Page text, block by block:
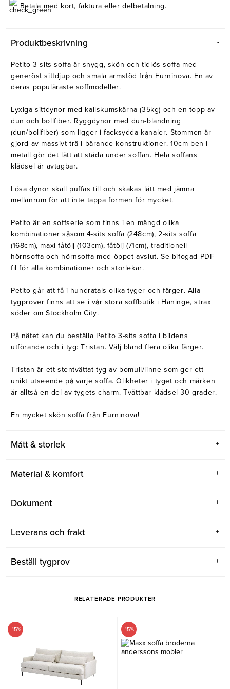
Belysning
Mattor
Betala med kort, faktura eller delbetalning.
Produktbeskrivning
Petito 3-sits soffa är snygg, skön och tidlös soffa med
generöst sittdjup och smala armstöd från Furninova. En av
deras populäraste soffmodeller.
Lyxiga sittdynor med kallskumskärna (35kg) och en topp av
dun och bollfiber. Ryggdynor med dun-blandning
(dun/bollfiber) som ligger i facksydda kanaler. Stommen är
gjord av massivt trä i bärande konstruktioner. 10cm ben i
metall gör det lätt att städa under soffan. Hela soffans
klädsel är avtagbar.
Lösa dynor skall puffas till och skakas lätt med jämna
mellanrum för att inte tappa formen för mycket.
Petito är en soffserie som finns i en mängd olika
kombinationer såsom 4-sits soffa (248cm), 2-sits soffa
(168cm), maxi fåtölj (103cm), fåtölj (71cm), traditionell
hörnsoffa och hörnsoffa med öppet avslut. Se bifogad PDF-
fil för alla kombinationer och storlekar.
Petito går att få i hundratals olika tyger och färger. Alla
tygprover finns att se i vår stora soffbutik i Haninge, strax
söder om Stockholm City.
På nätet kan du beställa Petito 3-sits soffa i bildens
utförande och i tyg: Tristan. Välj bland flera olika färger.
Tristan är ett stentvättat tyg av bomull/linne som ger ett
unikt utseende på varje soffa. Olikheter i tyget och märken
är alltså en del av tygets charm. Tvättbar klädsel 30 grader.
En mycket skön soffa från Furninova!
Mått & storlek
Material & komfort
Dokument
Leverans och frakt
Beställ tygprov
RELATERADE PRODUKTER
-15% -15%